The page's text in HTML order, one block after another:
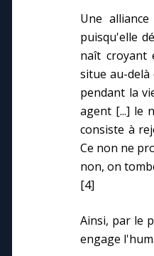
Une
puisqu'elle
naît croyant
situe au-delà
pendant la
agent [...] le
consiste à
Ce non ne
non, on
[4]
Ainsi, par le
engage